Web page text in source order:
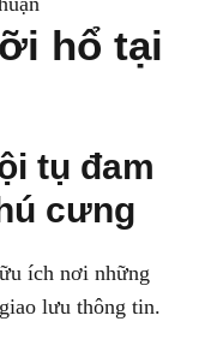
hổ tại
tụ đam
cưng
ích nơi những
lưu thông tin.